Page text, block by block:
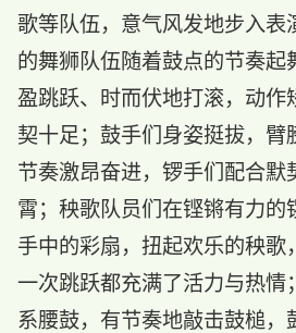
歌等队伍，意气风发地步入表
的舞狮队伍随着鼓点的节奏起
盈跳跃、时而伏地打滚，动作
契十足；鼓手们身姿挺拔，臂
节奏激昂奋进，锣手们配合默
霄；秧歌队员们在铿锵有力的
手中的彩扇，扭起欢乐的秧歌
一次跳跃都充满了活力与热情
系腰鼓，有节奏地敲击鼓槌，